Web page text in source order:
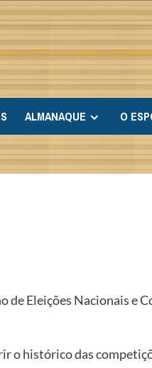
ALMANAQUE O
Eleições Nacionais e
o histórico das